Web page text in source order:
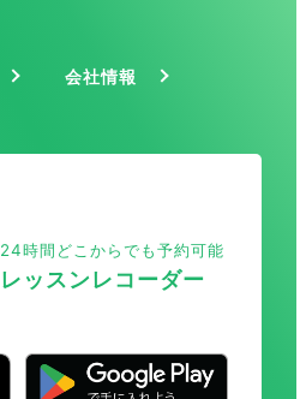
会社情報
24時間どこからでも予約可能
レッスンレコーダー